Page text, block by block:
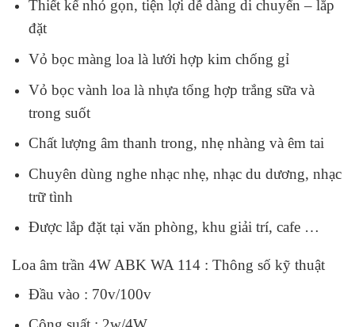
Thiết kế nhỏ gọn, tiện lợi dễ dàng di chuyển – lắp
đặt
Vỏ bọc màng loa là lưới hợp kim chống gỉ
Vỏ bọc vành loa là nhựa tổng hợp trắng sữa và
trong suốt
Chất lượng âm thanh trong, nhẹ nhàng và êm tai
Chuyên dùng nghe nhạc nhẹ, nhạc du dương, nhạc
trữ tình
Được lắp đặt tại văn phòng, khu giải trí, cafe …
Loa âm trần 4W ABK WA 114 : Thông số kỹ thuật
Đầu vào : 70v/100v